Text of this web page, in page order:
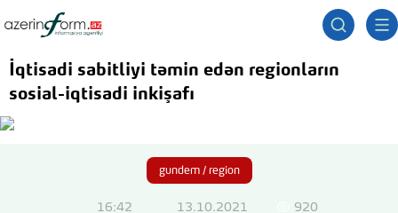
İqtisadi sabitliyi təmin edən regionların
sosial-iqtisadi inkişafı
gundem / region
16:42 13.10.2021 920